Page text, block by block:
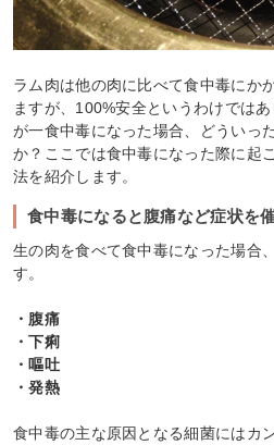
ラム肉は他の肉に比べて食中毒にか
ますが、100%安全というわけでは
が一食中毒になった場合、どういっ
か？ここでは食中毒になった際に起
法を紹介します。
食中毒になると腹痛など症状を
生の肉を食べて食中毒になった場合
す。
・腹痛
・下痢
・嘔吐
・発熱
食中毒の主な原因となる細菌にはカ